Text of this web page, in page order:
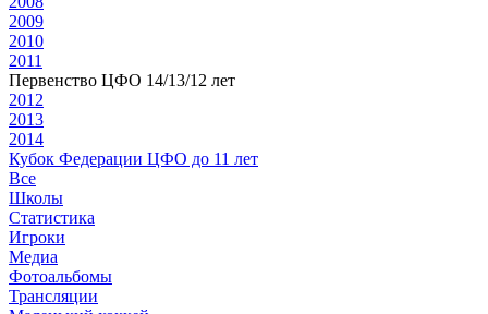
2009
2010
2011
Первенство ЦФО 14/13/12 лет
2012
2013
2014
Кубок Федерации ЦФО до 11 лет
Все
Школы
Статистика
Игроки
Медиа
Фотоальбомы
Трансляции